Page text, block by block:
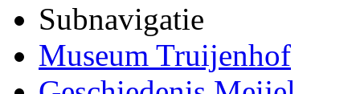
Subnavigatie
Museum Truijenhof